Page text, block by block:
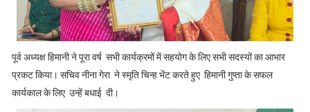
पूर्व अध्यक्ष हिमानी ने पूरा वर्ष सभी कार्यक्रमों में सहयोग के लिए सभी सदस्यों का आभार
प्रकट किया। सचिव नीना गेरा ने स्मृति चिन्ह भेंट करते हुए हिमानी गुप्ता के सफल
कार्यकाल के लिए उन्हें बधाई दी।